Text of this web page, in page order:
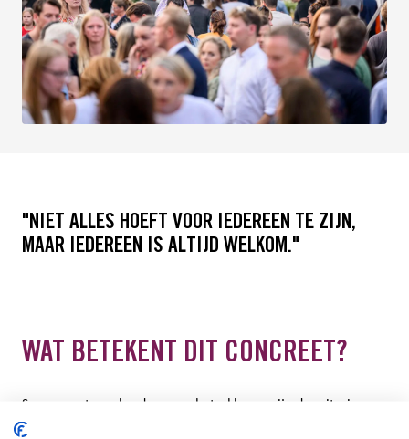
"NIET ALLES HOEFT VOOR IEDEREEN TE ZIJN,
MAAR IEDEREEN IS ALTIJD WELKOM."
WAT BETEKENT DIT CONCREET?
Samen met een brede groep betrokkenen zijn de criteria
opgesteld waaraan Bruisende Binnenstad Evenementen